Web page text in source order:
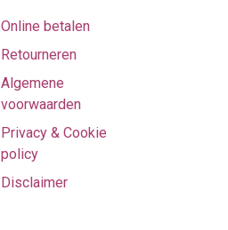
Online betalen
Retourneren
Algemene
voorwaarden
Privacy & Cookie
policy
Disclaimer